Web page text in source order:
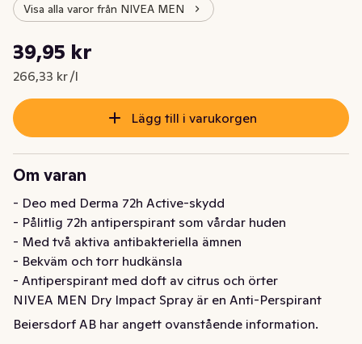
Visa alla varor från NIVEA MEN
Nuvarande pris är: 39,95 kr
39,95 kr
266,33 kr /l
Styckpris: 266,33 kr /l
Lägg till i varukorgen
Om varan
- Deo med Derma 72h Active-skydd
- Pålitlig 72h antiperspirant som vårdar huden
- Med två aktiva antibakteriella ämnen
- Bekväm och torr hudkänsla
- Antiperspirant med doft av citrus och örter
NIVEA MEN Dry Impact Spray är en Anti-Perspirant
med 72h effektivt skydd. Denna deodorant har en
Beiersdorf AB har angett ovanstående information.